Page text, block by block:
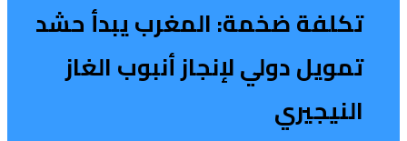
تكلفة ضخمة: المغرب يبدأ حشد
تمويل دولي لإنجاز أنبوب الغاز
النيجيري